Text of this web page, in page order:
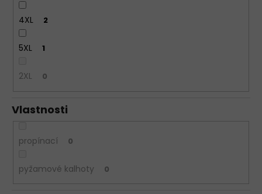
4XL 2
5XL 1
2XL 0
Vlastnosti
propínací 0
pyžamové kalhoty 0